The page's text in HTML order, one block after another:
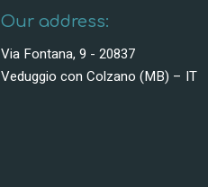
Our address:
Via Fontana, 9 - 20837
Veduggio con Colzano (MB) – IT